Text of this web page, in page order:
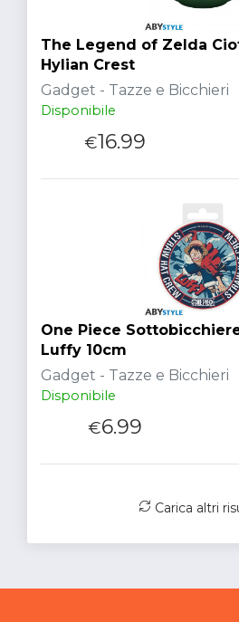
The Legend of Zelda
Hylian Crest
Gadget - Tazze e Bicchieri
Disponibile
€16.99
One Piece
Luffy 10cm
Gadget - Tazze e Bicchieri
Disponibile
€6.99
Carica altri